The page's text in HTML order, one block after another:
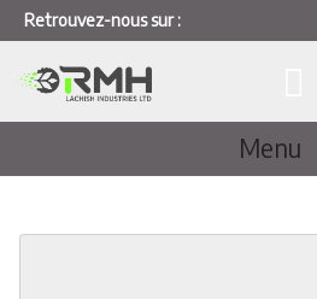
Retrouvez-nous sur :
Menu